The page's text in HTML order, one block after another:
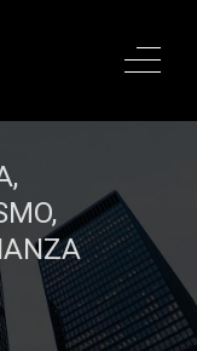
nuestros
a